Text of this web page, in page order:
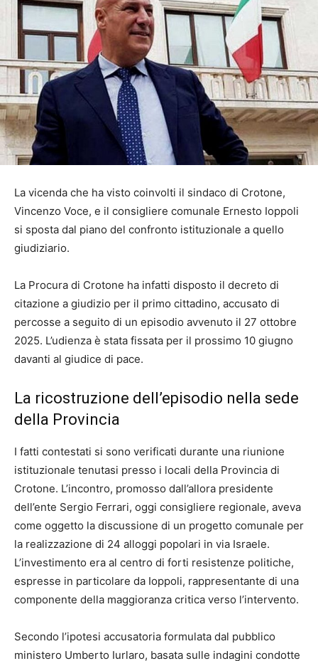
La vicenda che ha visto coinvolti il sindaco di Crotone,
Vincenzo Voce, e il consigliere comunale Ernesto Ioppoli
si sposta dal piano del confronto istituzionale a quello
giudiziario.
La Procura di Crotone ha infatti disposto il decreto di
citazione a giudizio per il primo cittadino, accusato di
percosse a seguito di un episodio avvenuto il 27 ottobre
2025. L’udienza è stata fissata per il prossimo 10 giugno
davanti al giudice di pace.
La ricostruzione dell’episodio nella sede
della Provincia
I fatti contestati si sono verificati durante una riunione
istituzionale tenutasi presso i locali della Provincia di
Crotone. L’incontro, promosso dall’allora presidente
dell’ente Sergio Ferrari, oggi consigliere regionale, aveva
come oggetto la discussione di un progetto comunale per
la realizzazione di 24 alloggi popolari in via Israele.
L’investimento era al centro di forti resistenze politiche,
espresse in particolare da Ioppoli, rappresentante di una
componente della maggioranza critica verso l’intervento.
Secondo l’ipotesi accusatoria formulata dal pubblico
ministero Umberto Iurlaro, basata sulle indagini condotte